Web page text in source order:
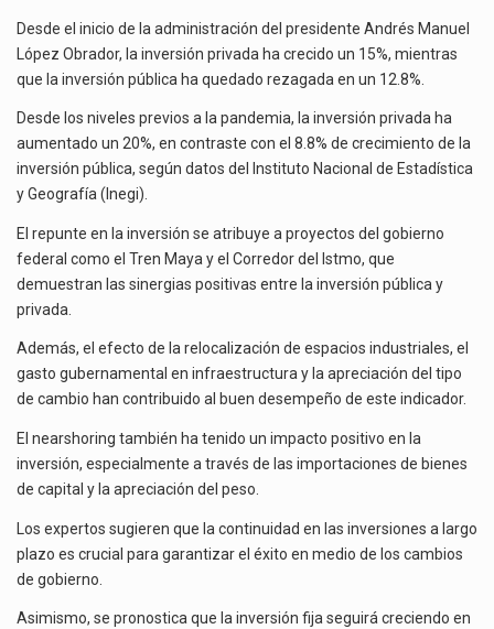
Desde el inicio de la administración del presidente Andrés Manuel
López Obrador, la inversión privada ha crecido un 15%, mientras
que la inversión pública ha quedado rezagada en un 12.8%.
Desde los niveles previos a la pandemia, la inversión privada ha
aumentado un 20%, en contraste con el 8.8% de crecimiento de la
inversión pública, según datos del Instituto Nacional de Estadística
y Geografía (Inegi).
El repunte en la inversión se atribuye a proyectos del gobierno
federal como el Tren Maya y el Corredor del Istmo, que
demuestran las sinergias positivas entre la inversión pública y
privada.
Además, el efecto de la relocalización de espacios industriales, el
gasto gubernamental en infraestructura y la apreciación del tipo
de cambio han contribuido al buen desempeño de este indicador.
El nearshoring también ha tenido un impacto positivo en la
inversión, especialmente a través de las importaciones de bienes
de capital y la apreciación del peso.
Los expertos sugieren que la continuidad en las inversiones a largo
plazo es crucial para garantizar el éxito en medio de los cambios
de gobierno.
Asimismo, se pronostica que la inversión fija seguirá creciendo en